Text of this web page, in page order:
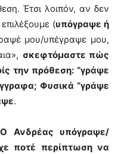
Έτσι λοιπόν, αν δεν
(υπόγραψε ή
μου/υπέγραψε μου,
σκεφτόμαστε πώς
την πρόθεση: “γράψε
Φυσικά “γράψε
.
Ανδρέας υπόγραψε/
ποτέ περίπτωση να